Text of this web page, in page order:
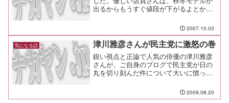
出るからもうすぐ値段が下がるよとか、
とか諭してくれたものの、はやる気持ち
は抑えられなかった！でも、もしかした
ら値段は高くなる方向な...
2007.10.03
気になる話 津川雅彦さんが民主党に激怒の巻
鋭い視点と正論で人気の俳優の津川雅彦
さんが、ご自身のブログで民主党が日の
丸を切り刻んだ件について大いに憤って
丸を切り刻み、上下に繋ぎ合わせて、こ
れを民主党旗として飾り、その前で小沢
2009.08.20